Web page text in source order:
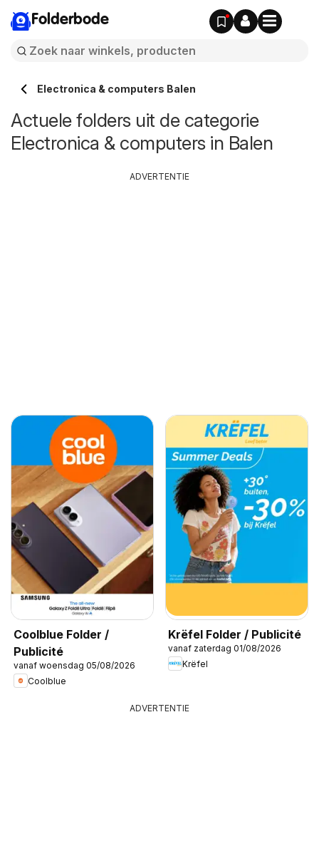
Folderbode
Electronica & computers Balen
Actuele folders uit de categorie
Electronica & computers in Balen
Coolblue Folder /
Publicité
vanaf woensdag 05/08/2026
Coolblue
Krëfel Folder / Publicité
vanaf zaterdag 01/08/2026
Krëfel
ADVERTENTIE
ADVERTENTIE